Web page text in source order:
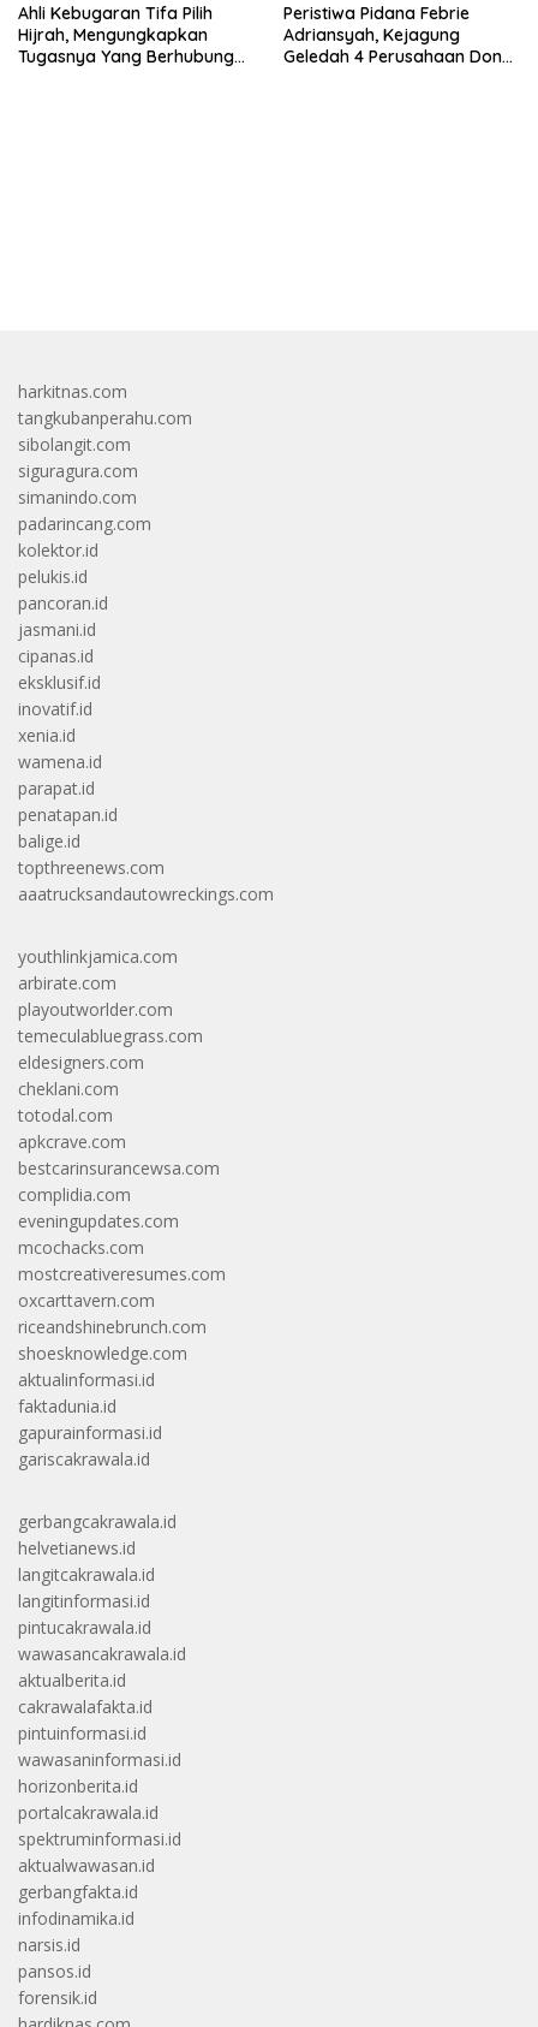
Ahli Kebugaran Tifa Pilih
Hijrah, Mengungkapkan
Tugasnya Yang Berhubungan
Peristiwa Pidana Febrie
Adriansyah, Kejagung
Geledah 4 Perusahaan Don
harkitnas.com
tangkubanperahu.com
sibolangit.com
siguragura.com
simanindo.com
padarincang.com
kolektor.id
pelukis.id
pancoran.id
jasmani.id
cipanas.id
eksklusif.id
inovatif.id
xenia.id
wamena.id
parapat.id
penatapan.id
balige.id
topthreenews.com
aaatrucksandautowreckings.com
youthlinkjamica.com
arbirate.com
playoutworlder.com
temeculabluegrass.com
eldesigners.com
cheklani.com
totodal.com
apkcrave.com
bestcarinsurancewsa.com
complidia.com
eveningupdates.com
mcochacks.com
mostcreativeresumes.com
oxcarttavern.com
riceandshinebrunch.com
shoesknowledge.com
aktualinformasi.id
faktadunia.id
gapurainformasi.id
gariscakrawala.id
gerbangcakrawala.id
helvetianews.id
langitcakrawala.id
langitinformasi.id
pintucakrawala.id
wawasancakrawala.id
aktualberita.id
cakrawalafakta.id
pintuinformasi.id
wawasaninformasi.id
horizonberita.id
portalcakrawala.id
spektruminformasi.id
aktualwawasan.id
gerbangfakta.id
infodinamika.id
narsis.id
pansos.id
forensik.id